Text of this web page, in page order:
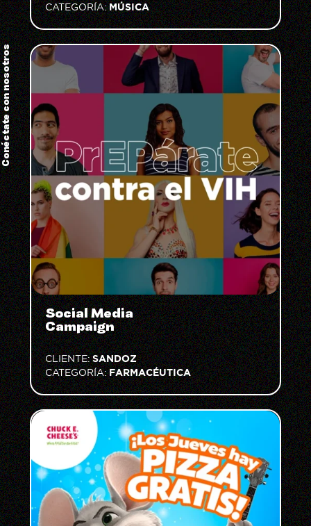
CATEGORÍA:MÚSICA
Social Media
Campaign
CLIENTE:SANDOZ
CATEGORÍA:FARMACÉUTICA
Conéctate con nosotros